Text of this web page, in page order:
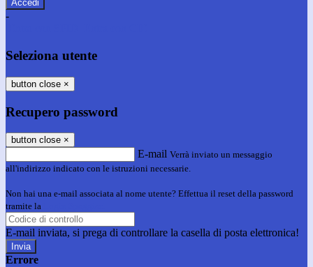
-
Seleziona utente
button close ×
Recupero password
button close ×
E-mail Verrà inviato un messaggio
all'indirizzo indicato con le istruzioni necessarie.
Non hai una e-mail associata al nome utente? Effettua il reset della password
tramite la
E-mail inviata, si prega di controllare la casella di posta elettronica!
Errore